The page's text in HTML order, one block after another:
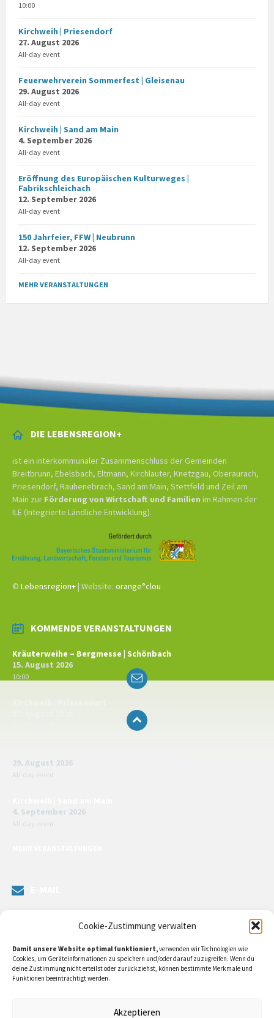
Cookie-Zustimmung verwalten
Damit unsere Website optimal funktioniert,verwenden wir Technologien wie
Cookies, um Geräteinformationen zu speichern und/oder darauf zuzugreifen. Wenn du
deine Zustimmung nicht erteilst oder zurückziehst, können bestimmte Merkmale und
Funktionen beeinträchtigt werden.
Akzeptieren
10:00
Kirchweih | Priesendorf
27. August 2026
All-day event
Feuerwehrverein Sommerfest | Gleisenau
29. August 2026
All-day event
Kirchweih | Sand am Main
4. September 2026
All-day event
Eröffnung des Europäischen Kulturweges |
Fabrikschleichach
12. September 2026
All-day event
150 Jahrfeier, FFW | Neubrunn
12. September 2026
All-day event
MEHR VERANSTALTUNGEN
DIE LEBENSREGION+
ist ein interkommunaler Zusammenschluss der Gemeinden
Breitbrunn, Ebelsbach, Eltmann, Kirchlauter, Knetzgau, Oberaurach,
Priesendorf, Rauhenebrach, Sand am Main, Stettfeld und Zeil am
Main zur Förderung von Wirtschaft und Familien im Rahmen der
ILE (Integrierte Ländliche Entwicklung).
© Lebensregion+| Website: orange°clou
KOMMENDE VERANSTALTUNGEN
Kräuterweihe – Bergmesse | Schönbach
15. August 2026
10:00
29. August 2026
All-day event
4. September 2026
All-day event
kontaktieren oder direkt an unsere Bürgermeister/in schreiben.
Klicken Siehier…
Email